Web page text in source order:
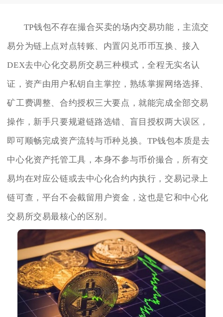
TP钱包不存在撮合买卖的场内交易功能，主流交
易分为链上点对点转账、内置闪兑币币互换、接入
DEX去中心化交易所交易三种模式，全程无实名认
证，资产由用户私钥自主掌控，熟练掌握网络选择、
矿工费调整、合约授权三大要点，就能完成全部交易
操作，新手只要规避链路选错、盲目授权两大误区，
即可顺畅完成资产流转与币种兑换。TP钱包本质是去
中心化资产托管工具，本身不参与币价撮合，所有交
易均在对应公链或去中心化合约内执行，交易记录上
链可查，平台不会截留用户资金，这也是它和中心化
交易所交易最核心的区别。